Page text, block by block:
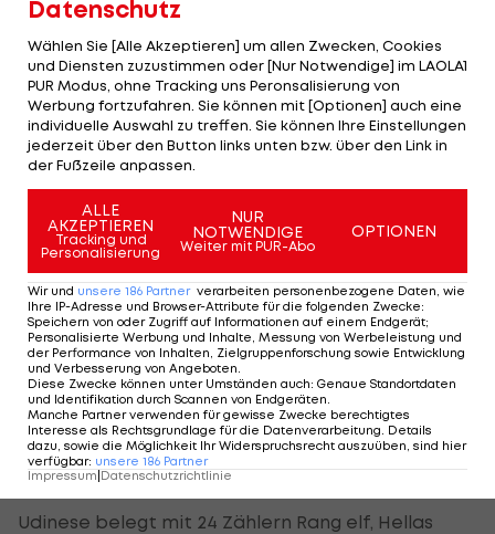
Calhanoglu-Ecke in die Maschen (69.) und bringt
nur eine Minute später eine weitere Calhanoglu-
Flanke unter (70.).
Milan schiebt sich damit wieder vorInter Mailand
an die Tabellenspitze, auf den Stadtrivalen haben
die "Rossoneri" zwei Punkte Vorsprung. Crotone
bleibt mit zwölf Zählern Letzter.
Im Parallelspiel schlägt Udiense Calcio Hellas
Verona mit 2:0. Lange sieht alles nach einer
torlosen Punkteteilung aus, ehe Udinese in Minute
83 doch noch zuschlägt: Hellas-Unglücksrabe
Marco Silvestrilenkt einenDeulofeu-Stanglpass in
die eigenen Maschen. In der ersten Minute der
Nachspielzeit trifft Gerard Deulofeu schließlich
auch noch selbst zum Endstand.
Udinese belegt mit 24 Zählern Rang elf, Hellas
Datenschutz
Wählen Sie [Alle Akzeptieren] um allen Zwecken, Cookies
und Diensten zuzustimmen oder [Nur Notwendige] im LAOLA1
PUR Modus, ohne Tracking uns Peronsalisierung von
Werbung fortzufahren. Sie können mit [Optionen] auch eine
individuelle Auswahl zu treffen. Sie können Ihre Einstellungen
jederzeit über den Button links unten bzw. über den Link in
der Fußzeile anpassen.
ALLE
AKZEPTIEREN
Tracking und
Personalisierung
NUR
NOTWENDIGE
Weiter mit PUR-Abo
OPTIONEN
Wir und unsere 186 Partner verarbeiten personenbezogene Daten, wie
Ihre IP-Adresse und Browser-Attribute für die folgenden Zwecke:
Speichern von oder Zugriff auf Informationen auf einem Endgerät;
Personalisierte Werbung und Inhalte, Messung von Werbeleistung und
der Performance von Inhalten, Zielgruppenforschung sowie Entwicklung
und Verbesserung von Angeboten
Diese Zwecke können unter Umständen auch: Genaue Standortdaten
und Identifikation durch Scannen von Endgeräten
Manche Partner verwenden für gewisse Zwecke berechtigtes
Interesse als Rechtsgrundlage für die Datenverarbeitung. Details
dazu, sowie die Möglichkeit Ihr Widerspruchsrecht auszuüben, sind hier
verfügbar: unsere 186 Partner
Impressum|Datenschutzrichtlinie